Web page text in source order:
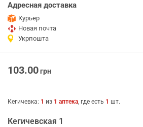
Адресная доставка
Курьер
Новая почта
Укрпошта
103.00грн
Кегичевка: 1 из 1 аптека, где есть 1 шт.
Кегичевская 1